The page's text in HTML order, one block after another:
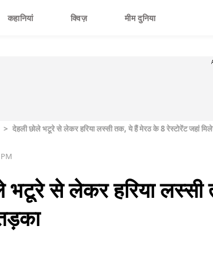
कहानियां क्विज़ मीम दुनिया
> देहली छोले भटूरे से लेकर हरिया लस्सी तक, ये हैं मेरठ के 8 रेस्टोरेंट जहां
भटूरे से लेकर हरिया